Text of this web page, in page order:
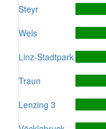
Steyr
Wels
Linz-Stadtpark
Traun
Lenzing 3